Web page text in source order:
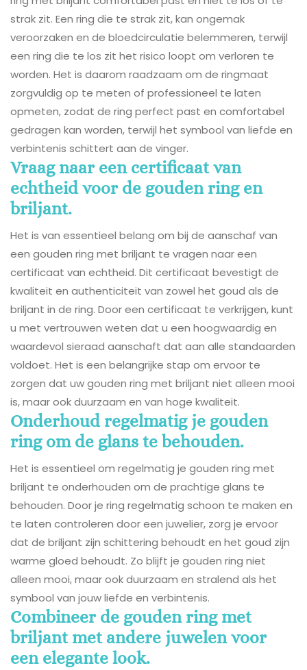
strak zit. Een ring die te strak zit, kan ongemak
veroorzaken en de bloedcirculatie belemmeren, terwijl
een ring die te los zit het risico loopt om verloren te
worden. Het is daarom raadzaam om de ringmaat
zorgvuldig op te meten of professioneel te laten
opmeten, zodat de ring perfect past en comfortabel
gedragen kan worden, terwijl het symbool van liefde en
verbintenis schittert aan de vinger.
Vraag naar een certificaat van
echtheid voor de gouden ring en
briljant.
Het is van essentieel belang om bij de aanschaf van
een gouden ring met briljant te vragen naar een
certificaat van echtheid. Dit certificaat bevestigt de
kwaliteit en authenticiteit van zowel het goud als de
briljant in de ring. Door een certificaat te verkrijgen, kunt
u met vertrouwen weten dat u een hoogwaardig en
waardevol sieraad aanschaft dat aan alle standaarden
voldoet. Het is een belangrijke stap om ervoor te
zorgen dat uw gouden ring met briljant niet alleen mooi
is, maar ook duurzaam en van hoge kwaliteit.
Onderhoud regelmatig je gouden
ring om de glans te behouden.
Het is essentieel om regelmatig je gouden ring met
briljant te onderhouden om de prachtige glans te
behouden. Door je ring regelmatig schoon te maken en
te laten controleren door een juwelier, zorg je ervoor
dat de briljant zijn schittering behoudt en het goud zijn
warme gloed behoudt. Zo blijft je gouden ring niet
alleen mooi, maar ook duurzaam en stralend als het
symbool van jouw liefde en verbintenis.
Combineer de gouden ring met
briljant met andere juwelen voor
een elegante look.